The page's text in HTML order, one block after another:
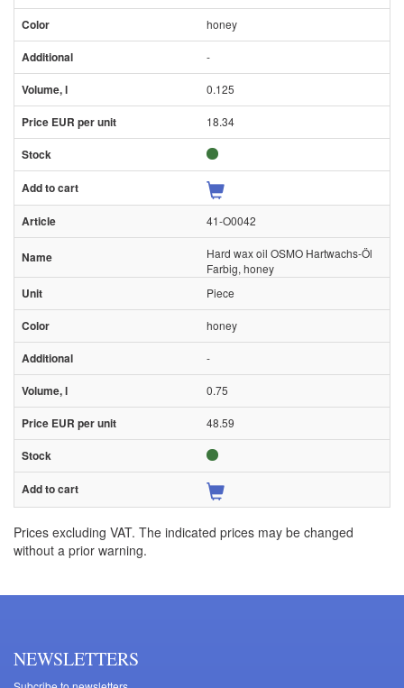
honey
-
0.125
18.34
41-O0042
Hard wax oil OSMO Hartwachs-Öl
Farbig, honey
Piece
honey
-
0.75
48.59
Prices excluding VAT. The indicated prices may be changed
without a prior warning.
NEWSLETTERS